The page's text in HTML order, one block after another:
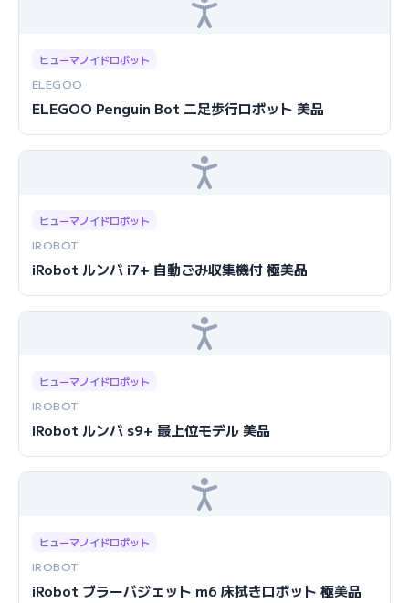
ヒューマノイドロボット
ELEGOO
ELEGOO Penguin Bot 二足歩行ロボット 美品
ヒューマノイドロボット
IROBOT
iRobot ルンバ i7+ 自動ごみ収集機付 極美品
ヒューマノイドロボット
IROBOT
iRobot ルンバ s9+ 最上位モデル 美品
ヒューマノイドロボット
IROBOT
iRobot ブラーバジェット m6 床拭きロボット 極美品